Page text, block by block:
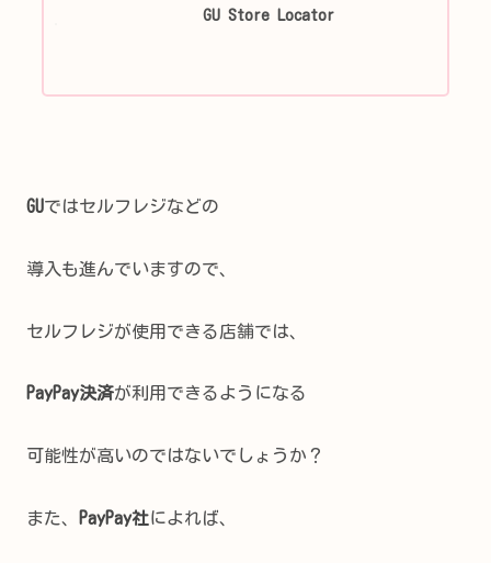
GU Store Locator
GUではセルフレジなどの
導入も進んでいますので、
セルフレジが使用できる店舗では、
PayPay決済が利用できるようになる
可能性が高いのではないでしょうか？
また、 PayPay社によれば、